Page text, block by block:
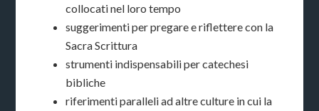
collocati nel loro tempo
suggerimenti per pregare e riflettere con la
Sacra Scrittura
strumenti indispensabili per catechesi
bibliche
riferimenti paralleli ad altre culture in cui la